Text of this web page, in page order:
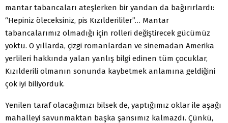
mantar tabancaları ateşlerken bir yandan da bağırırlardı:
“Hepiniz öleceksiniz, pis Kızılderililer”… Mantar
tabancalarımız olmadığı için rolleri değiştirecek gücümüz
yoktu. O yıllarda, çizgi romanlardan ve sinemadan Amerika
yerlileri hakkında yalan yanlış bilgi edinen tüm çocuklar,
Kızılderili olmanın sonunda kaybetmek anlamına geldiğini
çok iyi biliyorduk.
Yenilen taraf olacağımızı bilsek de, yaptığımız oklar ile aşağı
mahalleyi savunmaktan başka şansımız kalmazdı. Çünkü,